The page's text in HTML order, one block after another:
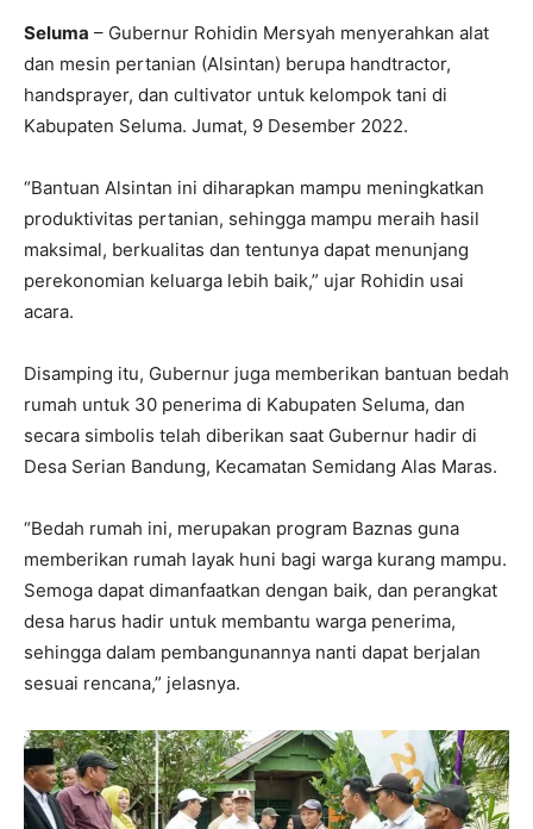
Seluma – Gubernur Rohidin Mersyah menyerahkan alat
dan mesin pertanian (Alsintan) berupa handtractor,
handsprayer, dan cultivator untuk kelompok tani di
Kabupaten Seluma. Jumat, 9 Desember 2022.
“Bantuan Alsintan ini diharapkan mampu meningkatkan
produktivitas pertanian, sehingga mampu meraih hasil
maksimal, berkualitas dan tentunya dapat menunjang
perekonomian keluarga lebih baik,” ujar Rohidin usai
acara.
Disamping itu, Gubernur juga memberikan bantuan bedah
rumah untuk 30 penerima di Kabupaten Seluma, dan
secara simbolis telah diberikan saat Gubernur hadir di
Desa Serian Bandung, Kecamatan Semidang Alas Maras.
“Bedah rumah ini, merupakan program Baznas guna
memberikan rumah layak huni bagi warga kurang mampu.
Semoga dapat dimanfaatkan dengan baik, dan perangkat
desa harus hadir untuk membantu warga penerima,
sehingga dalam pembangunannya nanti dapat berjalan
sesuai rencana,” jelasnya.